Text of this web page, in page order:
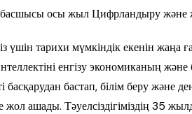
осы жыл Цифрландыру және
үшін тарихи мүмкіндік екенін жаңа
енгізу экономиканың
басқарудан бастап, білім беру және
жол ашады. Тәуелсіздігіміздің 35